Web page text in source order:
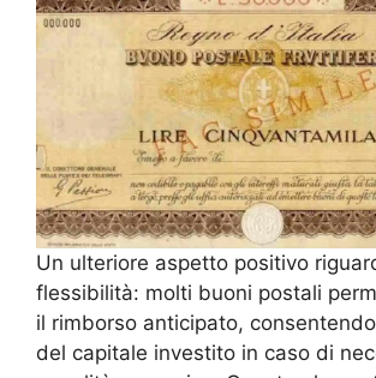
Un ulteriore aspetto positivo
flessibilità: molti buoni postali
il rimborso anticipato,
del capitale investito in caso di